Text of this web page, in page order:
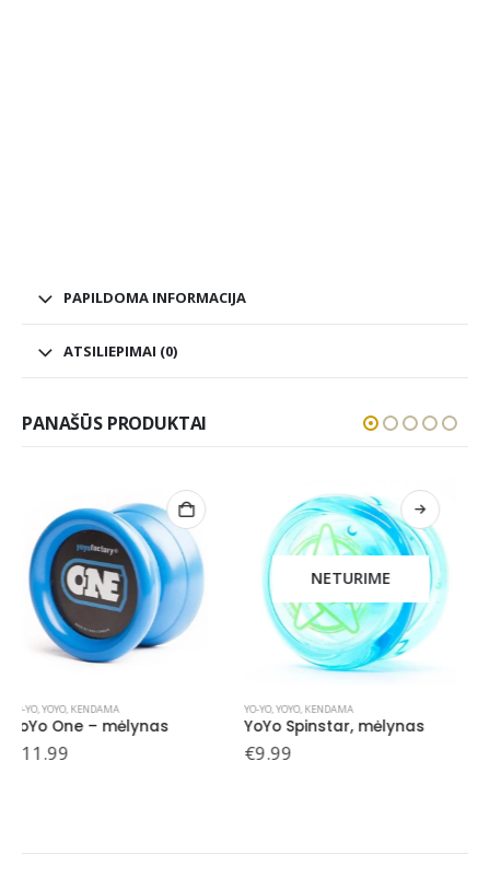
PAPILDOMA INFORMACIJA
ATSILIEPIMAI (0)
PANAŠŪS PRODUKTAI
NETURIME
YO-YO,YOYO, KENDAMA
YoYo Spinstar, mėlynas
€ 9.99
YO-YO,YOYO, KENDAMA
YoYo Spinstar, juodas
€9.99